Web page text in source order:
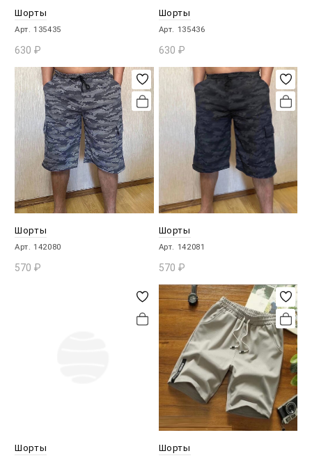
Шорты
Арт. 135435
630 ₽
В КОРЗИНУ
Шорты
Арт. 135436
630 ₽
В КОРЗИНУ
Шорты
Арт. 142080
570 ₽
Шорты
Арт. 142081
570 ₽
В КОРЗИНУ
Шорты Шорты